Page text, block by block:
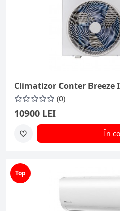
Climatizor Conter Breeze
(0)
10900 LEI
În
Top